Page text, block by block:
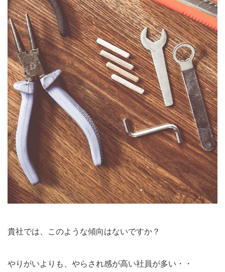
貴社では、このような傾向はないですか？
やりがいよりも、やらされ感が高い社員が多い・・